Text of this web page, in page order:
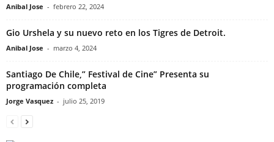
Anibal Jose - febrero 22, 2024
Gio Urshela y su nuevo reto en los Tigres de Detroit.
Anibal Jose - marzo 4, 2024
Santiago De Chile,” Festival de Cine” Presenta su
programación completa
Jorge Vasquez - julio 25, 2019